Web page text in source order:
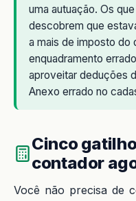
uma autuação. Os
descobrem que
a mais de imposto
enquadramento
aproveitar deduções
Anexo errado no
Cinco
contador
Você não precisa de